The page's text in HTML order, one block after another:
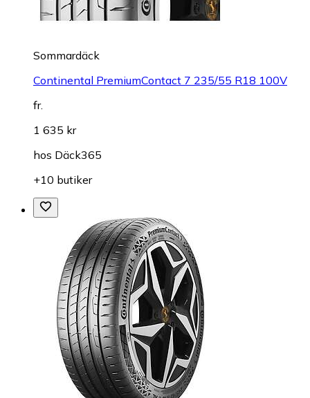
Sommardäck
Continental PremiumContact 7 235/55 R18 100V
fr.
1 635 kr
hos Däck365
+10 butiker